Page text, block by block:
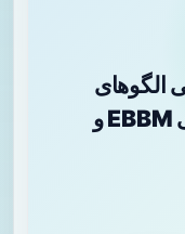
الگوهای
هم‌متیلاسیون m۶A: معرفی EBBM و